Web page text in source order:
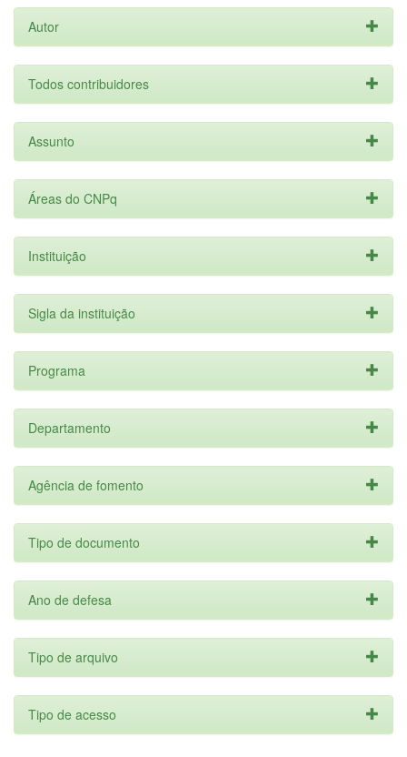
Autor
Todos contribuidores
Assunto
Áreas do CNPq
Instituição
Sigla da instituição
Programa
Departamento
Agência de fomento
Tipo de documento
Ano de defesa
Tipo de arquivo
Tipo de acesso